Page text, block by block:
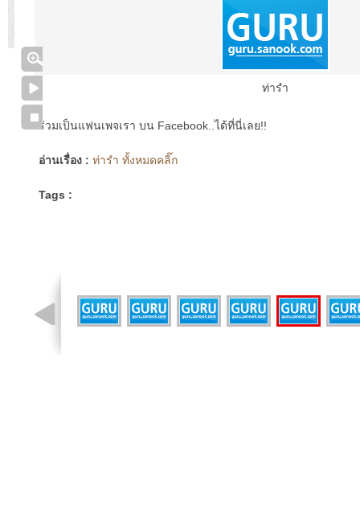
ท่ารำ
ร่วมเป็นแฟนเพจเรา บน Facebook..ได้ที่นี่เลย!!
อ่านเรื่อง : ท่ารำ ทั้งหมดคลิ๊ก
Tags :